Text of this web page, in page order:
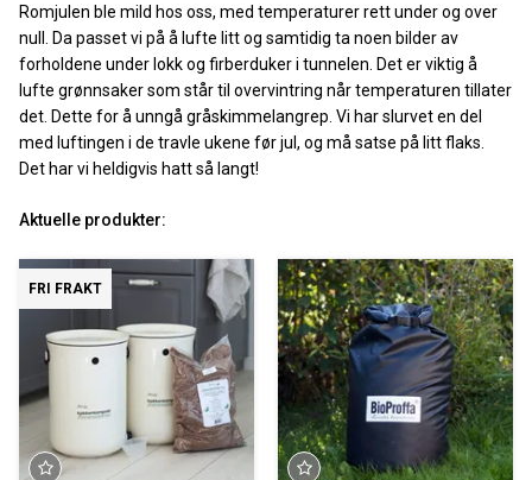
Romjulen ble mild hos oss, med temperaturer rett under og over
null. Da passet vi på å lufte litt og samtidig ta noen bilder av
forholdene under lokk og firberduker i tunnelen. Det er viktig å
lufte grønnsaker som står til overvintring når temperaturen tillater
det. Dette for å unngå gråskimmelangrep. Vi har slurvet en del
med luftingen i de travle ukene før jul, og må satse på litt flaks.
Det har vi heldigvis hatt så langt!
Aktuelle produkter:
FRI FRAKT